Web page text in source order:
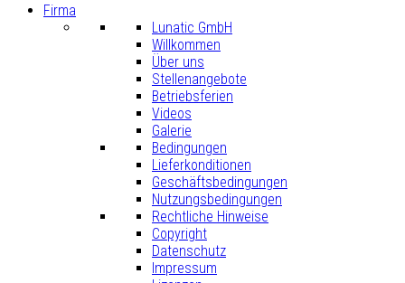
Firma
Lunatic GmbH
Willkommen
Über uns
Stellenangebote
Betriebsferien
Videos
Galerie
Bedingungen
Lieferkonditionen
Geschäftsbedingungen
Nutzungsbedingungen
Rechtliche Hinweise
Copyright
Datenschutz
Impressum